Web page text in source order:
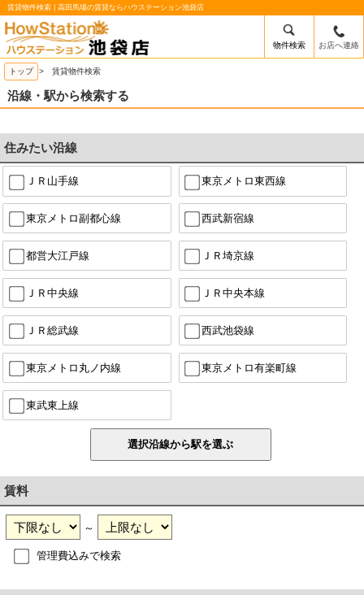
賃貸物件検索 | 高田馬場の賃貸ならハウステーション池袋店
/mobile_img/head-logo.png
物件検索 お店へ連絡
トップ > 賃貸物件検索
沿線・駅から検索する
住みたい沿線
ＪＲ山手線 東京メトロ東西線
東京メトロ副都心線 西武新宿線
都営大江戸線 ＪＲ埼京線
ＪＲ中央線 ＪＲ中央本線
ＪＲ総武線 西武池袋線
東京メトロ丸ノ内線 東京メトロ有楽町線
東武東上線
賃料
～
管理費込みで検索